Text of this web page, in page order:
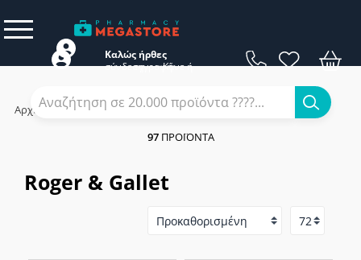
Καλώς ήρθες
Κάνε
σύνδεση ή
εγγραφή
Αρχική / Εταιρίες
Roger & Gallet
97ΠΡΟΪΌΝΤΑ
Roger & Gallet